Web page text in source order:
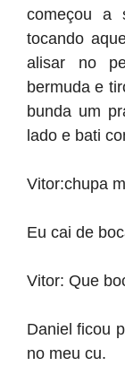
começou
tocando
alisar no
bermuda e
bunda um
lado e bati
Vitor:chupa
Eu cai de
Vitor: Que
Daniel ficou
no meu cu.